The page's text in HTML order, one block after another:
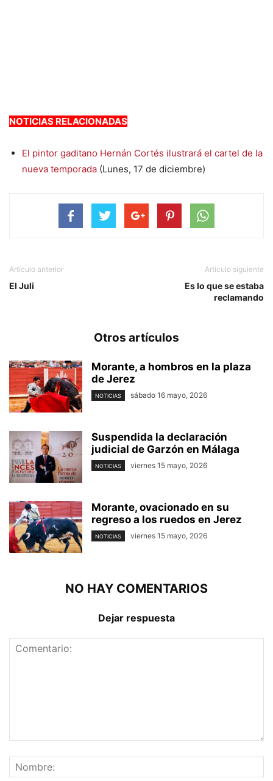
NOTICIAS RELACIONADAS
El pintor gaditano Hernán Cortés ilustrará el cartel de la
nueva temporada (Lunes, 17 de diciembre)
Artículo anterior
El Juli
Artículo siguiente
Es lo que se estaba
reclamando
Otros artículos
Morante, a hombros en la plaza
de Jerez
NOTICIAS sábado 16 mayo, 2026
Suspendida la declaración
judicial de Garzón en Málaga
NOTICIAS viernes 15 mayo, 2026
Morante, ovacionado en su
regreso a los ruedos en Jerez
NOTICIAS viernes 15 mayo, 2026
NO HAY COMENTARIOS
Dejar respuesta